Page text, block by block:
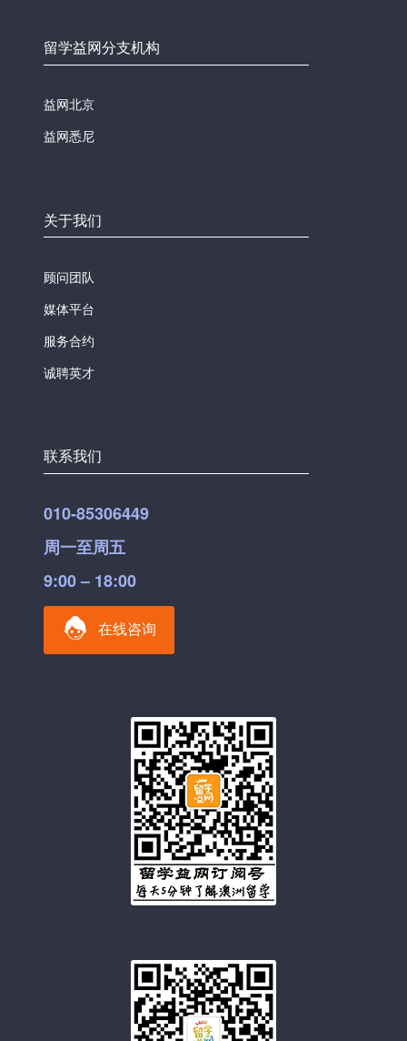
留学益网分支机构
益网北京
益网悉尼
关于我们
顾问团队
媒体平台
服务合约
诚聘英才
联系我们
010-85306449
周一至周五
9:00 – 18:00
在线咨询